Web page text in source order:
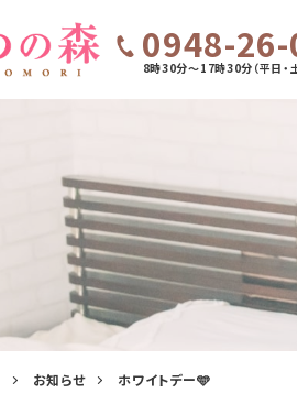
0948-
8時30分～17時30分（平日・
お知らせ ホワイトデー🩵